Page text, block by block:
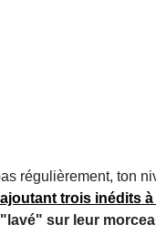
régulièrement, ton
trois inédits
sur leur